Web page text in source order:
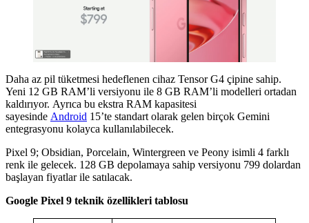
Daha az pil tüketmesi hedeflenen cihaz Tensor G4 çipine sahip.
Yeni 12 GB RAM’li versiyonu ile 8 GB RAM’li modelleri ortadan
kaldırıyor. Ayrıca bu ekstra RAM kapasitesi
sayesinde Android 15’te standart olarak gelen birçok Gemini
entegrasyonu kolayca kullanılabilecek.
Pixel 9; Obsidian, Porcelain, Wintergreen ve Peony isimli 4 farklı
renk ile gelecek. 128 GB depolamaya sahip versiyonu 799 dolardan
başlayan fiyatlar ile satılacak.
Google Pixel 9 teknik özellikleri tablosu